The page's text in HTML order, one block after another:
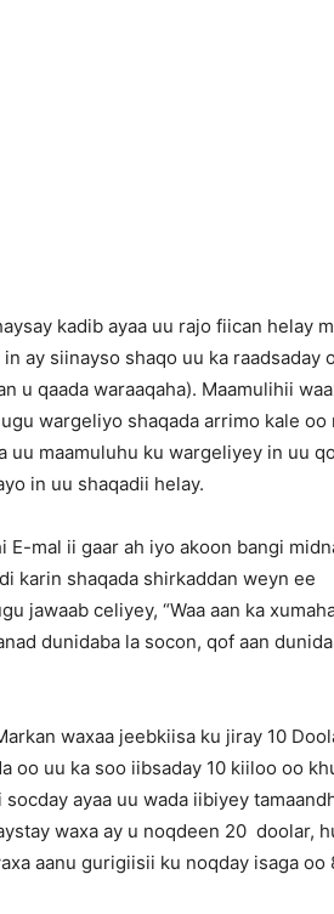
kadib ayaa uu rajo fiican helay
ay siinayso shaqo uu ka raadsaday
u qaada waraaqaha). Maamulihii
wargeliyo shaqada arrimo kale oo
uu maamuluhu ku wargeliyey in uu
in uu shaqadii helay.
E-mal ii gaar ah iyo akoon bangi
karin shaqada shirkaddan weyn ee
jawaab celiyey, “Waa aan ka
dunidaba la socon, qof aan
waxaa jeebkiisa ku jiray 10
oo uu ka soo iibsaday 10 kiiloo oo
ayaa uu wada iibiyey
waxa ay u noqdeen 20 doolar,
aanu gurigiisii ku noqday isaga oo